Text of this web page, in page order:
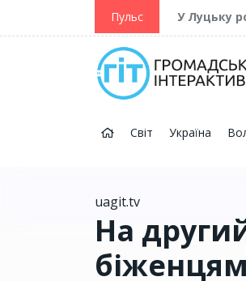
Пульс У Луцьку
Світ Україна
uagit.tv
На